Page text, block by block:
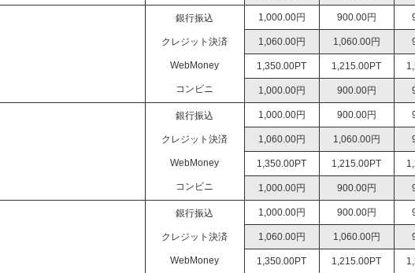
銀行振込
クレジット決済
WebMoney
コンビニ
1,000.00円 900.00円
1,060.00円 1,060.00円
1,350.00PT 1,215.00PT
1,000.00円 900.00円
銀行振込
クレジット決済
WebMoney
コンビニ
1,000.00円 900.00円
1,060.00円 1,060.00円
1,350.00PT 1,215.00PT
1,000.00円 900.00円
銀行振込
クレジット決済
WebMoney
1,000.00円 900.00円
1,060.00円 1,060.00円
1,350.00PT 1,215.00PT